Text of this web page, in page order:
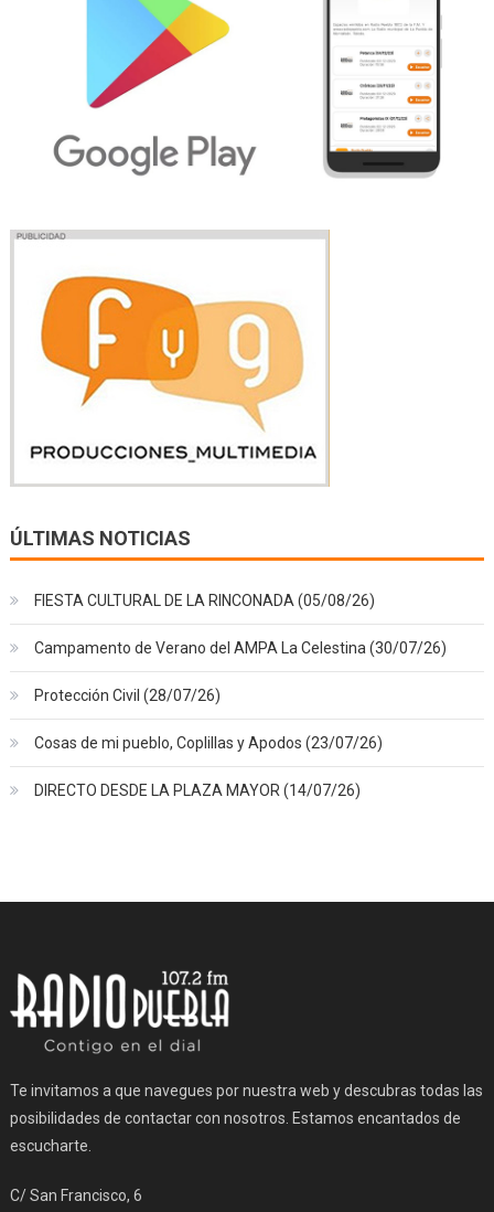
ÚLTIMAS NOTICIAS
FIESTA CULTURAL DE LA RINCONADA (05/08/26)
Campamento de Verano del AMPA La Celestina (30/07/26)
Protección Civil (28/07/26)
Cosas de mi pueblo, Coplillas y Apodos (23/07/26)
DIRECTO DESDE LA PLAZA MAYOR (14/07/26)
Te invitamos a que navegues por nuestra web y descubras todas las
posibilidades de contactar con nosotros. Estamos encantados de
escucharte.
C/ San Francisco, 6